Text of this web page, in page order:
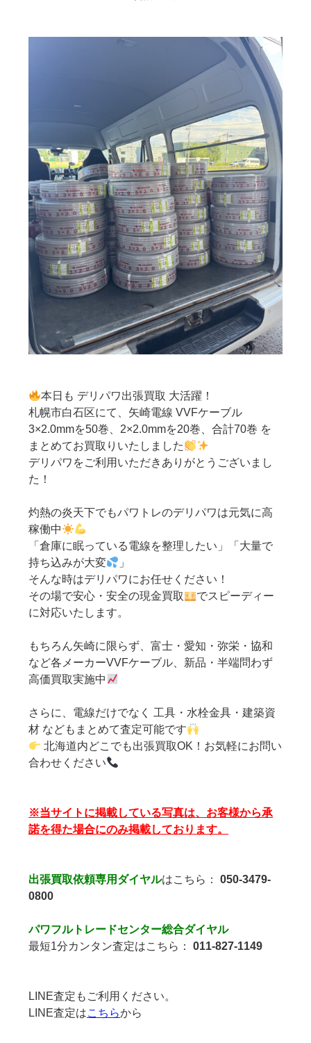
同軸ケーブル(11)
本日も デリパワ出張買取 大活躍！
札幌市白石区にて、矢崎電線 VVFケーブル
3×2.0mmを50巻、2×2.0mmを20巻、合計70巻 を
まとめてお買取りいたしました
デリパワをご利用いただきありがとうございまし
た！
灼熱の炎天下でもパワトレのデリパワは元気に高
稼働中
「倉庫に眠っている電線を整理したい」「大量で
持ち込みが大変
」
そんな時はデリパワにお任せください！
その場で安心・安全の現金買取
でスピーディー
に対応いたします。
もちろん矢崎に限らず、富士・愛知・弥栄・協和
など各メーカーVVFケーブル、新品・半端問わず
高価買取実施中
さらに、電線だけでなく 工具・水栓金具・建築資
材 などもまとめて査定可能です
北海道内どこでも出張買取OK！お気軽にお問い
合わせください
※当サイトに掲載している写真は、お客様から承
諾を得た場合にのみ掲載しております。
出張買取依頼専用ダイヤルはこちら：050-3479-
0800
パワフルトレードセンター総合ダイヤル
最短1分カンタン査定はこちら：011-827-1149
LINE査定もご利用ください。
LINE査定はこちらから